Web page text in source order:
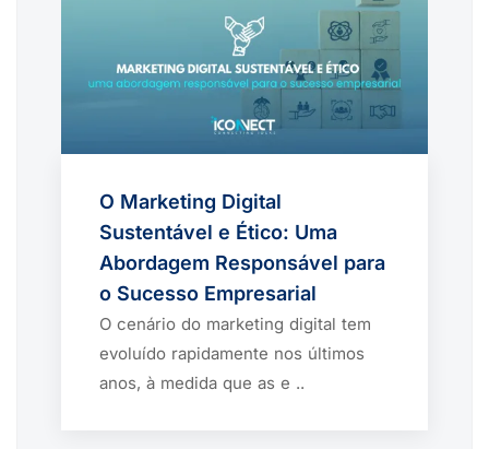
O Marketing Digital
Sustentável e Ético: Uma
Abordagem Responsável para
o Sucesso Empresarial
O cenário do marketing digital tem
evoluído rapidamente nos últimos
anos, à medida que as e ..